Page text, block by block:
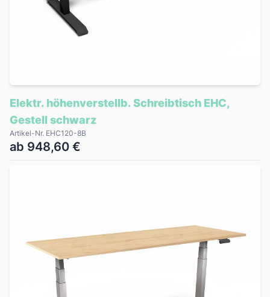
Elektr. höhenverstellb. Schreibtisch EHC,
Gestell schwarz
Artikel-Nr. EHC120-8B
ab 948,60 €